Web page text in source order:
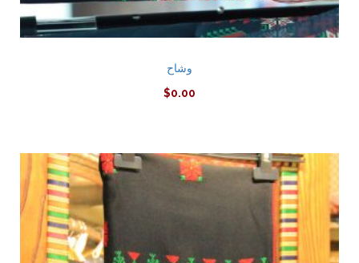
وشاح
$0.00